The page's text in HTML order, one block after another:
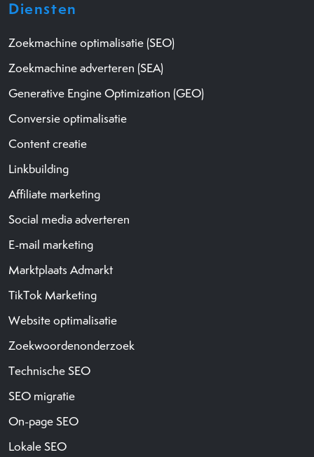
Diensten
Zoekmachine optimalisatie (SEO)
Zoekmachine adverteren (SEA)
Generative Engine Optimization (GEO)
Conversie optimalisatie
Content creatie
Linkbuilding
Affiliate marketing
Social media adverteren
E-mail marketing
Marktplaats Admarkt
TikTok Marketing
Website optimalisatie
Zoekwoordenonderzoek
Technische SEO
SEO migratie
On-page SEO
Lokale SEO